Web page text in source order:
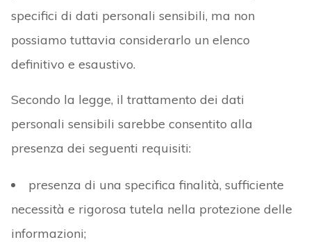
specifici di dati personali sensibili, ma non
possiamo tuttavia considerarlo un elenco
definitivo e esaustivo.
Secondo la legge, il trattamento dei dati
personali sensibili sarebbe consentito alla
presenza dei seguenti requisiti:
presenza di una specifica finalità, sufficiente
necessità e rigorosa tutela nella protezione delle
informazioni;